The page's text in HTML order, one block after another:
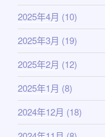
2025年4月 (10)
2025年3月 (19)
2025年2月 (12)
2025年1月 (8)
2024年12月 (18)